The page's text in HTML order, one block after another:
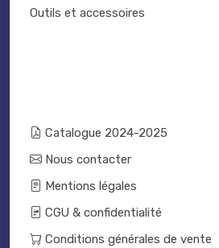
Outils et accessoires
Catalogue 2024-2025
Nous contacter
Mentions légales
CGU & confidentialité
Conditions générales de vente